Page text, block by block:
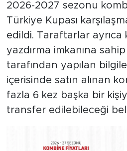
2026-2027 sezonu
Türkiye Kupası
edildi. Taraftarlar ayrıca
yazdırma imkanına
tarafından yapılan
içerisinde satın alınan
fazla 6 kez başka bir
transfer edilebileceği